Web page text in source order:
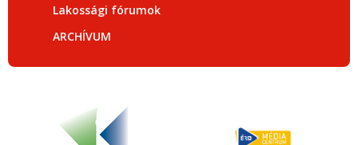
Lakossági fórumok
ARCHÍVUM